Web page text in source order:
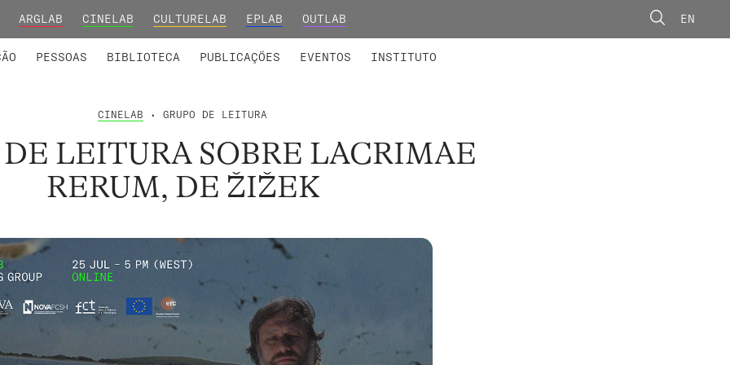
ARGLAB CINELAB CULTURELAB EPLAB OUTLAB EN
PESSOAS BIBLIOTECA PUBLICAÇÕES EVENTOS INSTITUTO
CINELAB • GRUPO DE LEITURA
DE LEITURA SOBRE LACRIMAE
RERUM, DE ŽIŽEK